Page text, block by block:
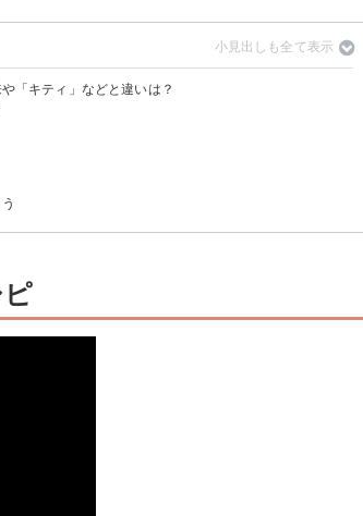
「キティ」などと違いは？
株式会社（832円）
ジャパン（530円）
株式会社（837円）